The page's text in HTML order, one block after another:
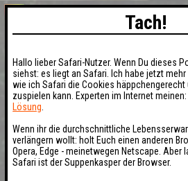
Tach!
Hallo lieber Safari-Nutzer. Wenn Du dieses
siehst: es liegt an Safari. Ich habe jetzt
wie ich Safari die Cookies häppchengerecht
zuspielen kann. Experten im Internet
Lösung
Wenn ihr die durchschnittliche
verlängern wollt: holt Euch einen anderen
Opera, Edge - meinetwegen Netscape. Aber
Safari ist der Suppenkasper der Browser.